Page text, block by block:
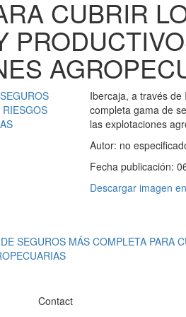
CUBRIR
Ibercaja, a través
completa gama de
las explotaciones
Autor: no
Fecha publicación:
Descargar imagen
SEGUROS MÁS COMPLETA PARA
Contact